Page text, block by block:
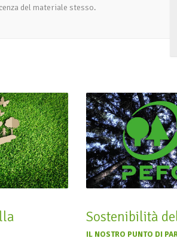
del materiale stesso.
Sostenibilità
IL NOSTRO PUNTO DI